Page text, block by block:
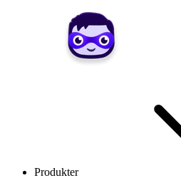
Produkter